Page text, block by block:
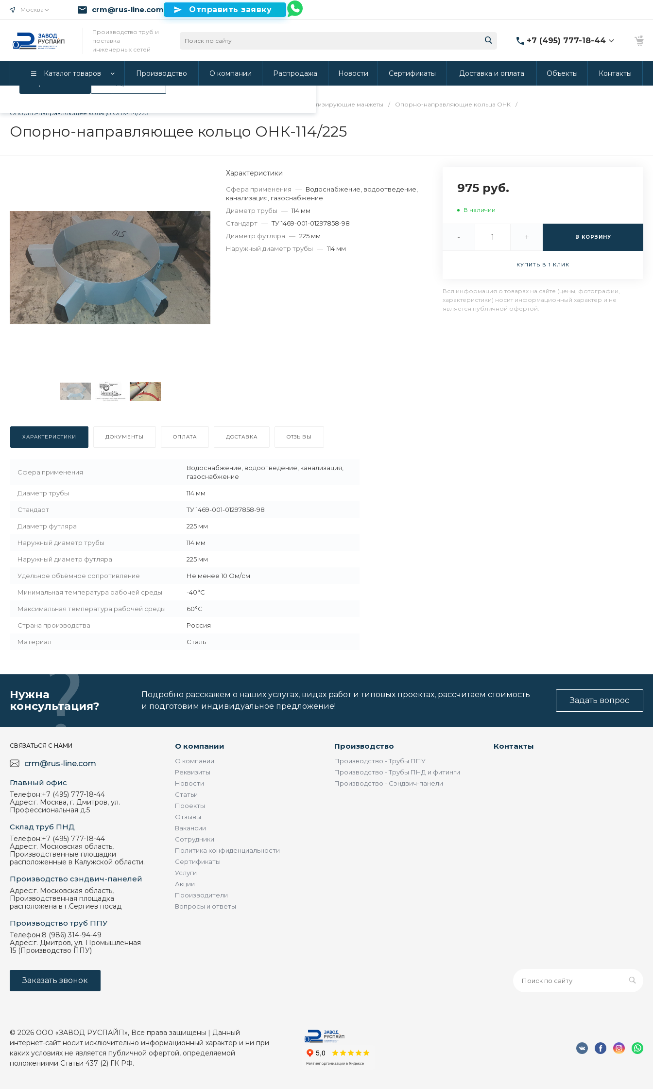
Мы используем Cookie. Если вы продолжаете использовать наш сайт, то
Политикой конфиденциальности
Москва crm@rus-line.com Отправить заявку
Производство труб и
поставка
инженерных сетей
+7 (495) 777-18-44
8 (986) 314-94-49
Промышленная 15
Каталог товаров Производство О компании Распродажа Новости Сертификаты Доставка и оплата Объекты Контакты
Опорно-направляющие кольца и герметизирующие манжеты / Опорно-направляющие кольца ОНК
/
Опорно-направляющее кольцо ОНК-114/225
Опорно-направляющее кольцо ОНК-114/225
Характеристики
Сфера применения — Водоснабжение, водоотведение,
канализация, газоснабжение
Диаметр трубы — 114 мм
Стандарт — ТУ 1469-001-01297858-98
Диаметр футляра — 225 мм
Наружный диаметр трубы — 114 мм
975 руб.
В наличии
- + В КОРЗИНУ
КУПИТЬ В 1 КЛИК
Вся информация о товарах на сайте (цены, фотографии,
характеристики) носит информационный характер и не
является публичной офертой.
ХАРАКТЕРИСТИКИ ДОКУМЕНТЫ ОПЛАТА ДОСТАВКА ОТЗЫВЫ
Сфера применения
Водоснабжение, водоотведение, канализация,
газоснабжение
Диаметр трубы 114 мм
Стандарт ТУ 1469-001-01297858-98
Диаметр футляра 225 мм
Наружный диаметр трубы 114 мм
Наружный диаметр футляра 225 мм
Удельное объёмное сопротивление Не менее 10 Ом/см
Минимальная температура рабочей среды -40°С
Максимальная температура рабочей среды 60°С
Страна производства Россия
Материал Сталь
Нужна
консультация?
Подробно расскажем о наших услугах, видах работ и типовых проектах, рассчитаем стоимость
и подготовим индивидуальное предложение!
Задать вопрос
СВЯЗАТЬСЯ С НАМИ
crm@rus-line.com
Главный офис
Телефон:+7 (495) 777-18-44
Адрес:г. Москва, г. Дмитров, ул.
Профессиональная д.5
Склад труб ПНД
Телефон:+7 (495) 777-18-44
Адрес:г. Московская область,
Производственные площадки
расположенные в Калужской области.
Производство сэндвич-панелей
Адрес:г. Московская область,
Производственная площадка
расположена в г.Сергиев посад
Производство труб ППУ
Телефон:8 (986) 314-94-49
Адрес:г. Дмитров, ул. Промышленная
15 (Производство ППУ)
О компании
О компании
Реквизиты
Новости
Статьи
Проекты
Отзывы
Вакансии
Сотрудники
Политика конфиденциальности
Сертификаты
Услуги
Акции
Производители
Вопросы и ответы
Производство
Производство - Трубы ППУ
Производство - Трубы ПНД и фитинги
Производство - Сэндвич-панели
Контакты
Заказать звонок
© 2026 ООО «ЗАВОД РУСПАЙП», Все права защищены | Данный
интернет-сайт носит исключительно информационный характер и ни при
каких условиях не является публичной офертой, определяемой
положениями Статьи 437 (2) ГК РФ.